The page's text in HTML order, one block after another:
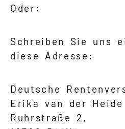
Oder:
Schreiben Sie uns
diese Adresse:
Deutsche
Erika van der Heide
Ruhrstraße 2,